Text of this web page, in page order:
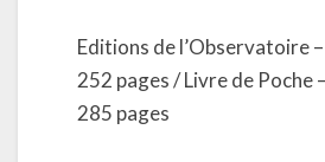
Editions de l’Observatoire
252 pages / Livre de Poche
285 pages